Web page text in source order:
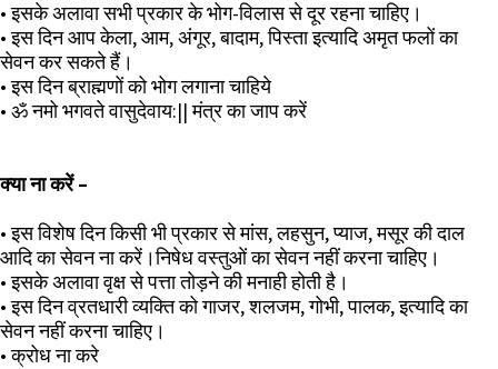
•इसके अलावा सभी प्रकार के भोग-विलास से दूर रहना चाहिए।
•इस दिन आप केला, आम, अंगूर, बादाम, पिस्ता इत्यादि अमृत फलों का
सेवन कर सकते हैं।
•इस दिन ब्राह्मणों को भोग लगाना चाहिये
• ॐ नमो भगवते वासुदेवाय:|| मंत्र का जाप करें
क्या ना करें –
•इस विशेष दिन किसी भी प्रकार से मांस, लहसुन, प्याज, मसूर की दाल
आदि का सेवन ना करें।निषेध वस्तुओं का सेवन नहीं करना चाहिए।
•इसके अलावा वृक्ष से पत्ता तोड़ने की मनाही होती है।
•इस दिन व्रतधारी व्यक्ति को गाजर, शलजम, गोभी, पालक, इत्यादि का
सेवन नहीं करना चाहिए।
•क्रोध ना करे